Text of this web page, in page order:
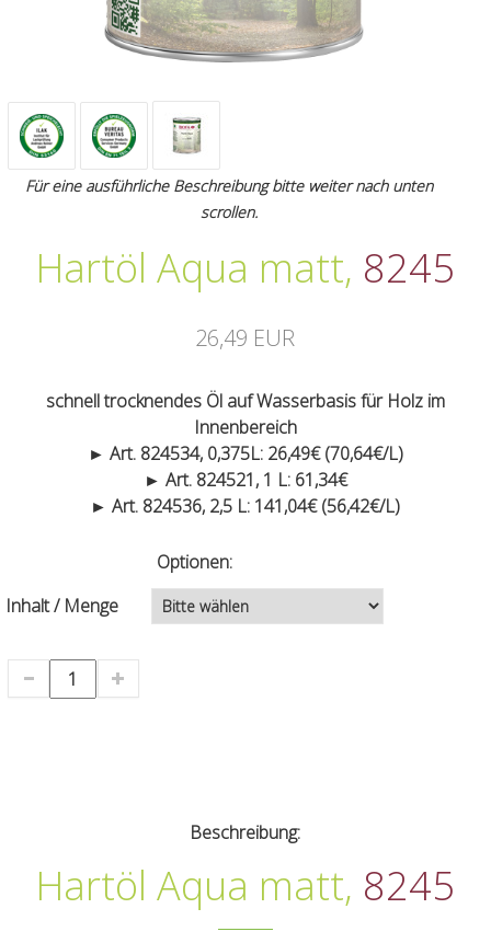
Für eine ausführliche Beschreibung bitte weiter nach unten
scrollen.
Hartöl Aqua matt, 8245
26,49 EUR
schnell trocknendes Öl auf Wasserbasis für Holz im
Innenbereich
► Art. 824534, 0,375L: 26,49€ (70,64€/L)
► Art. 824521, 1 L: 61,34€
► Art. 824536, 2,5 L: 141,04€ (56,42€/L)
Optionen:
Inhalt / Menge
Beschreibung:
Hartöl Aqua matt, 8245